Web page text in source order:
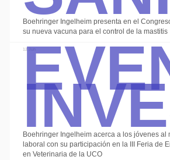
Boehringer Ingelheim presenta en el
su nueva vacuna para el control de la mastitis
12 Jun
Boehringer Ingelheim acerca a los jóvenes al
laboral con su participación en la III Feria de
en Veterinaria de la UCO